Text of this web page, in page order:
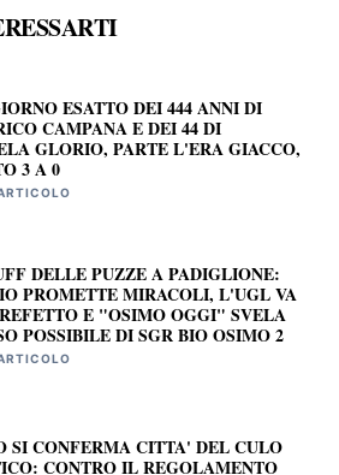
ESATTO DEI 444 ANNI DI
CAMPANA E DEI 44 DI
GLORIO, PARTE L'ERA GIACCO,
3 A 0
DELLE PUZZE A PADIGLIONE:
PROMETTE MIRACOLI, L'UGL VA
E "OSIMO OGGI" SVELA
POSSIBILE DI SGR BIO OSIMO 2
SI CONFERMA CITTA' DEL CULO
CONTRO IL REGOLAMENTO